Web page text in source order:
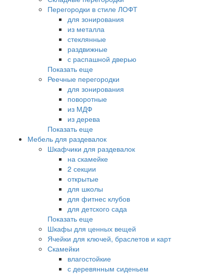
Перегородки в стиле ЛОФТ
для зонирования
из металла
стеклянные
раздвижные
с распашной дверью
Показать еще
Реечные перегородки
для зонирования
поворотные
из МДФ
из дерева
Показать еще
Мебель для раздевалок
Шкафчики для раздевалок
на скамейке
2 секции
открытые
для школы
для фитнес клубов
для детского сада
Показать еще
Шкафы для ценных вещей
Ячейки для ключей, браслетов и карт
Скамейки
влагостойкие
с деревянным сиденьем